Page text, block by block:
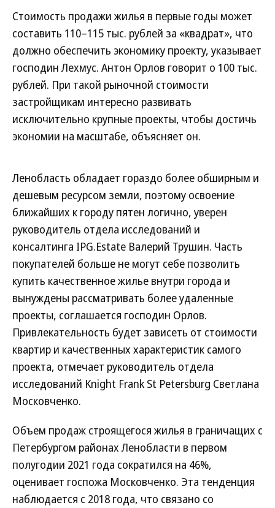
Стоимость продажи жилья в первые годы может
составить 110–115 тыс. рублей за «квадрат», что
должно обеспечить экономику проекту, указывает
господин Лехмус. Антон Орлов говорит о 100 тыс.
рублей. При такой рыночной стоимости
застройщикам интересно развивать
исключительно крупные проекты, чтобы достичь
экономии на масштабе, объясняет он.
Ленобласть обладает гораздо более обширным и
дешевым ресурсом земли, поэтому освоение
ближайших к городу пятен логично, уверен
руководитель отдела исследований и
консалтинга IPG.Estate Валерий Трушин. Часть
покупателей больше не могут себе позволить
купить качественное жилье внутри города и
вынуждены рассматривать более удаленные
проекты, соглашается господин Орлов.
Привлекательность будет зависеть от стоимости
квартир и качественных характеристик самого
проекта, отмечает руководитель отдела
исследований Knight Frank St Petersburg Светлана
Московченко.
Объем продаж строящегося жилья в граничащих с
Петербургом районах Ленобласти в первом
полугодии 2021 года сократился на 46%,
оценивает госпожа Московченко. Эта тенденция
наблюдается с 2018 года, что связано со